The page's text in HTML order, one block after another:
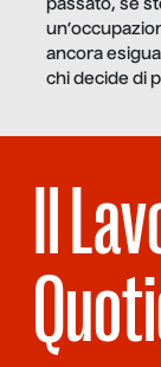
passato, se
ancora
chi decide di
Il